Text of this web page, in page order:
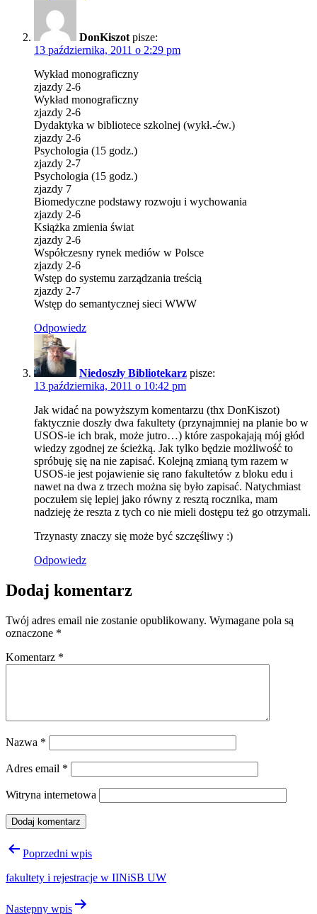
DonKiszot pisze:
13 października, 2011 o 2:29 pm
Wykład monograficzny
zjazdy 2-6
Wykład monograficzny
zjazdy 2-6
Dydaktyka w bibliotece szkolnej (wykł.-ćw.)
zjazdy 2-6
Psychologia (15 godz.)
zjazdy 2-7
Psychologia (15 godz.)
zjazdy 7
Biomedyczne podstawy rozwoju i wychowania
zjazdy 2-6
Książka zmienia świat
zjazdy 2-6
Współczesny rynek mediów w Polsce
zjazdy 2-6
Wstęp do systemu zarządzania treścią
zjazdy 2-7
Wstęp do semantycznej sieci WWW
Odpowiedz
Niedoszły Bibliotekarz pisze:
13 października, 2011 o 10:42 pm
Jak widać na powyższym komentarzu (thx DonKiszot)
faktycznie doszły dwa fakultety (przynajmniej na planie bo w
USOS-ie ich brak, może jutro…) które zaspokajają mój głód
wiedzy zgodnej ze ścieżką. Jak tylko będzie możliwość to
spróbuję się na nie zapisać. Kolejną zmianą tym razem w
USOS-ie jest pojawienie się rano fakultetów z bloku edu i
nawet na dwa z trzech można się było zapisać. Natychmiast
poczułem się lepiej jako równy z resztą rocznika, mam
nadzieję że reszta z tych co nie mieli dostępu też go otrzymali.
Trzynasty znaczy się może być szczęśliwy :)
Odpowiedz
Dodaj komentarz
Twój adres email nie zostanie opublikowany. Wymagane pola są
oznaczone *
Komentarz *
Nazwa *
Adres email *
Witryna internetowa
Nawigacja
Poprzedni wpis
fakultety i rejestracje w IINiSB UW
Następny wpis